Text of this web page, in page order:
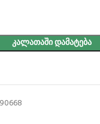
ᲙᲐᲚᲐᲗᲐᲨᲘ ᲓᲐᲛᲐᲢᲔᲑᲐ